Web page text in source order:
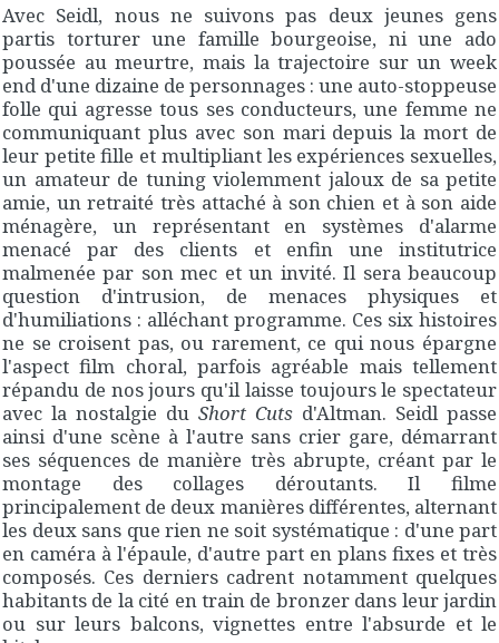
Avec Seidl, nous ne suivons pas deux jeunes gens
partis torturer une famille bourgeoise, ni une ado
poussée au meurtre, mais la trajectoire sur un week
end d'une dizaine de personnages : une auto-stoppeuse
folle qui agresse tous ses conducteurs, une femme ne
communiquant plus avec son mari depuis la mort de
leur petite fille et multipliant les expériences sexuelles,
un amateur de tuning violemment jaloux de sa petite
amie, un retraité très attaché à son chien et à son aide
ménagère, un représentant en systèmes d'alarme
menacé par des clients et enfin une institutrice
malmenée par son mec et un invité. Il sera beaucoup
question d'intrusion, de menaces physiques et
d'humiliations : alléchant programme. Ces six histoires
ne se croisent pas, ou rarement, ce qui nous épargne
l'aspect film choral, parfois agréable mais tellement
répandu de nos jours qu'il laisse toujours le spectateur
avec la nostalgie du Short Cuts d'Altman. Seidl passe
ainsi d'une scène à l'autre sans crier gare, démarrant
ses séquences de manière très abrupte, créant par le
montage des collages déroutants. Il filme
principalement de deux manières différentes, alternant
les deux sans que rien ne soit systématique : d'une part
en caméra à l'épaule, d'autre part en plans fixes et très
composés. Ces derniers cadrent notamment quelques
habitants de la cité en train de bronzer dans leur jardin
ou sur leurs balcons, vignettes entre l'absurde et le